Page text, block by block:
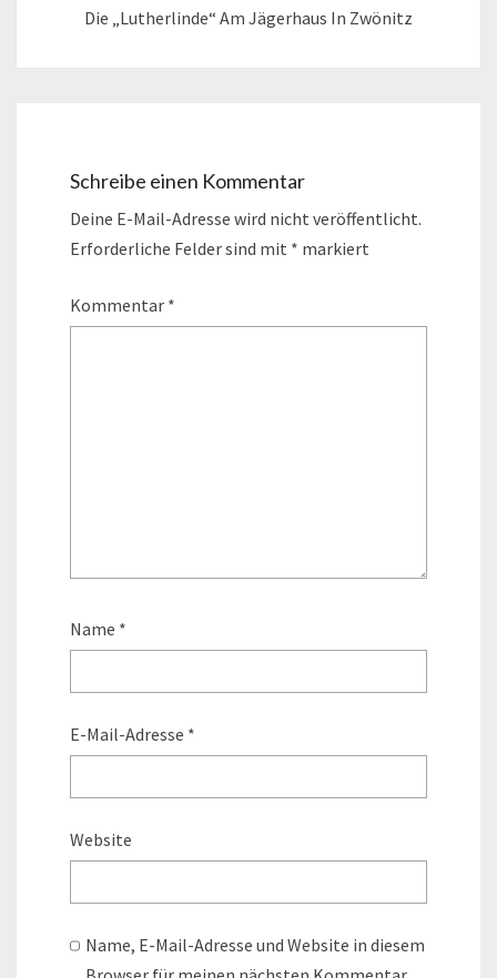
Die „Lutherlinde“ Am Jägerhaus In Zwönitz
Schreibe einen Kommentar
Deine E-Mail-Adresse wird nicht veröffentlicht.
Erforderliche Felder sind mit * markiert
Kommentar *
Name *
E-Mail-Adresse *
Website
Name, E-Mail-Adresse und Website in diesem